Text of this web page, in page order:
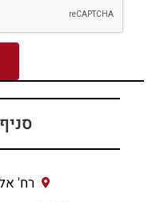
רח' אלחנן 10,